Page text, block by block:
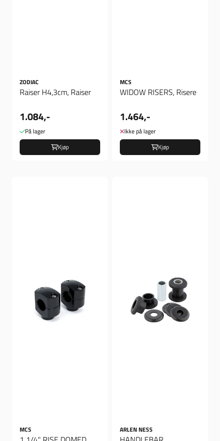
ZODIAC
Raiser H4,3cm, Raiser
1.084,-
På lager
Kjøp
MCS
WIDOW RISERS, Risere
1.464,-
Ikke på lager
Kjøp
MCS ARLEN NESS